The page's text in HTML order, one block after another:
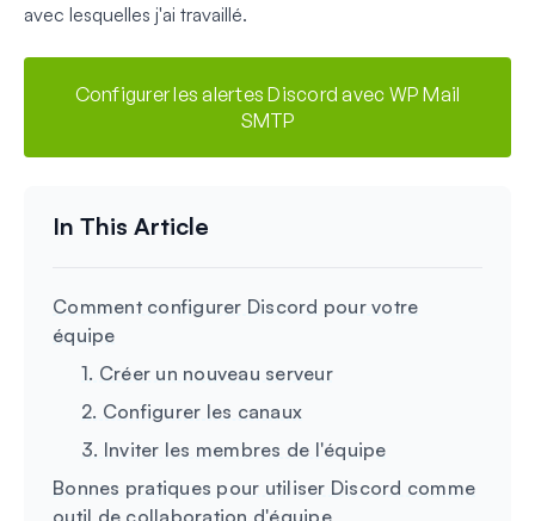
avec lesquelles j'ai travaillé.
Configurer les alertes Discord avec WP Mail
SMTP
Comment configurer Discord pour votre
équipe
1. Créer un nouveau serveur
2. Configurer les canaux
3. Inviter les membres de l'équipe
Bonnes pratiques pour utiliser Discord comme
outil de collaboration d'équipe